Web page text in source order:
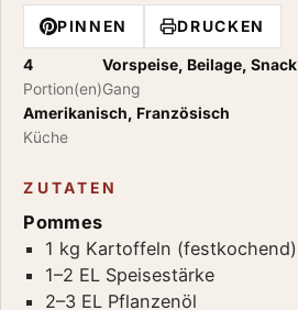
PINNEN DRUCKEN
4
Portion(en)
Vorspeise, Beilage, Snack
Gang
Amerikanisch, Französisch
Küche
ZUTATEN
Pommes
1 kg Kartoffeln (festkochend)
1–2 EL Speisestärke
2–3 EL Pflanzenöl